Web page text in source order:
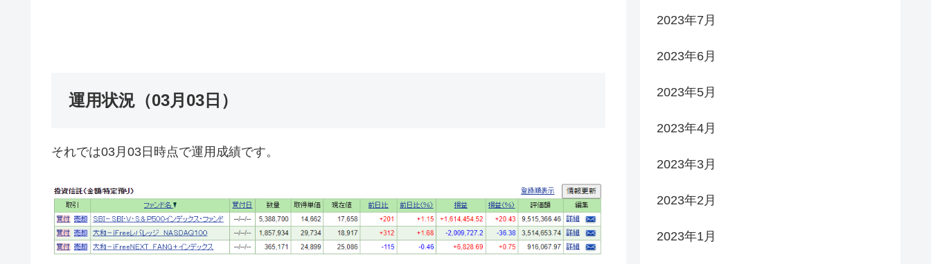
運用状況（03月03日）
それでは03月03日時点で運用成績です。
2023年7月
2023年6月
2023年5月
2023年4月
2023年3月
2023年2月
2023年1月